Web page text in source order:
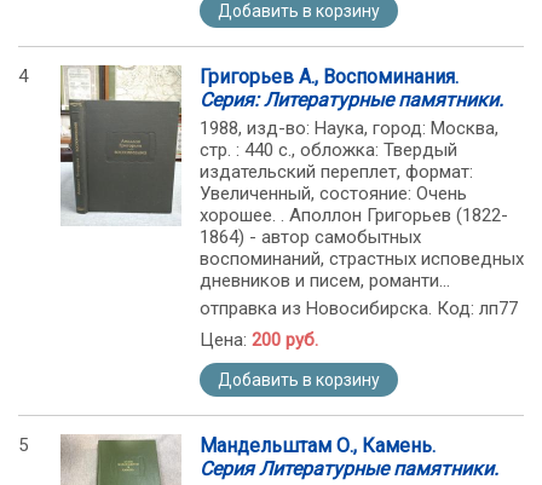
Добавить в корзину
4
Григорьев А., Воспоминания.
Серия: Литературные памятники.
1988, изд-во: Наука, город: Москва,
стр. : 440 с., обложка: Твердый
издательский переплет, формат:
Увеличенный, состояние: Очень
хорошее. . Аполлон Григорьев (1822-
1864) - автор самобытных
воспоминаний, страстных исповедных
дневников и писем, романти...
отправка из Новосибирска. Код: лп77
Цена: 200 руб.
Добавить в корзину
5
Мандельштам О., Камень.
Серия Литературные памятники.